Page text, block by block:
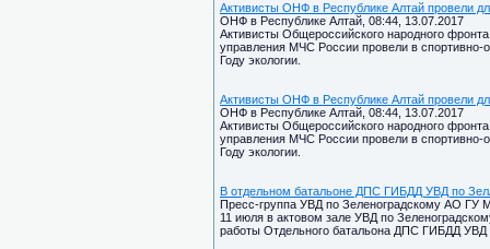
Активисты ОНФ в Республике Алтай провели
ОНФ в Республике Алтай, 08:44, 13.07.2017
Активисты Общероссийского народного
управления МЧС России провели в спортивно-
Году экологии.
Активисты ОНФ в Республике Алтай провели
ОНФ в Республике Алтай, 08:44, 13.07.2017
Активисты Общероссийского народного
управления МЧС России провели в спортивно-
Году экологии.
В отдельном батальоне ДПС ГИБДД УВД по
Пресс-группа УВД по Зеленоградскому АО ГУ
11 июля в актовом зале УВД по
работы Отдельного батальона ДПС ГИБДД УВД